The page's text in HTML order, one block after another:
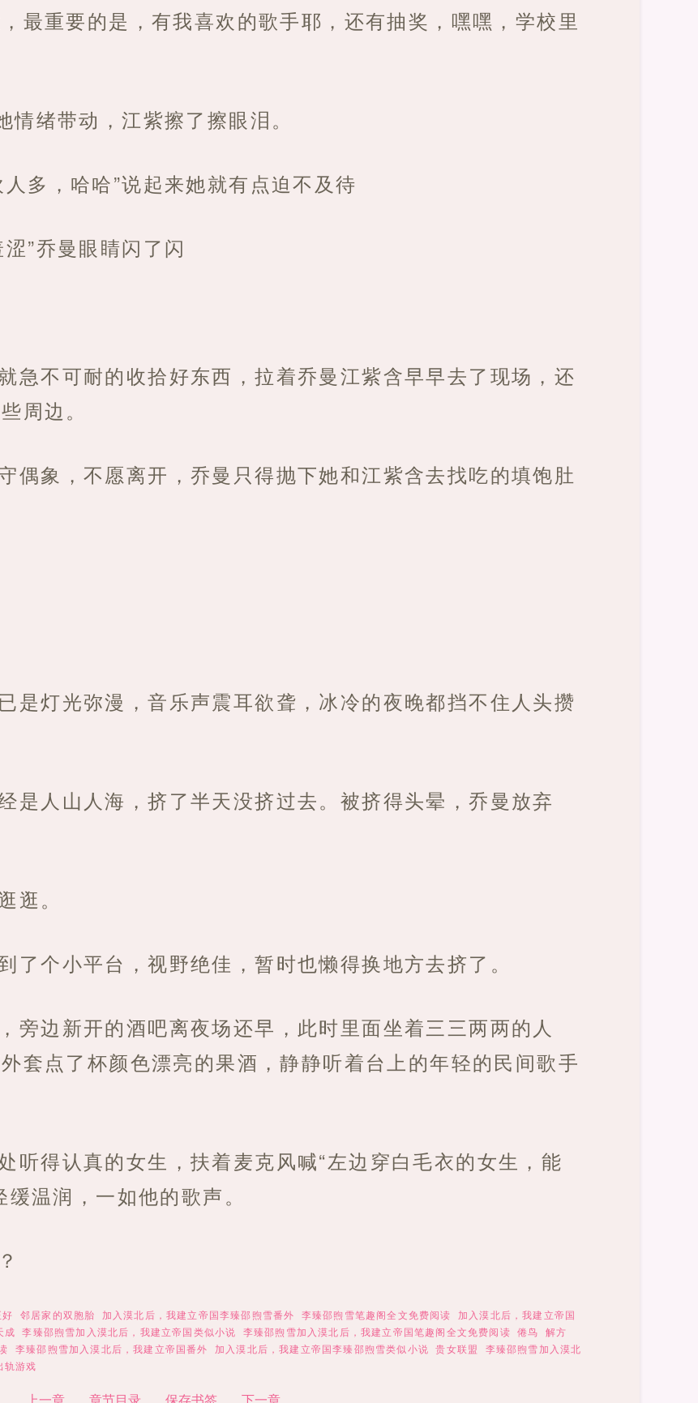
最重要的是，有我喜欢的歌手耶，还有抽奖，嘿嘿，学校里
情绪带动，江紫擦了擦眼泪。
多，哈哈”说起来她就有点迫不及待
”乔曼眼睛闪了闪
急不可耐的收拾好东西，拉着乔曼江紫含早早去了现场，还
周边。
偶象，不愿离开，乔曼只得抛下她和江紫含去找吃的填饱肚
是灯光弥漫，音乐声震耳欲聋，冰冷的夜晚都挡不住人头攒
是人山人海，挤了半天没挤过去。被挤得头晕，乔曼放弃
逛。
了个小平台，视野绝佳，暂时也懒得换地方去挤了。
旁边新开的酒吧离夜场还早，此时里面坐着三三两两的人
套点了杯颜色漂亮的果酒，静静听着台上的年轻的民间歌手
听得认真的女生，扶着麦克风喊“左边穿白毛衣的女生，能
温润，一如他的歌声。
邻居家的双胞胎 加入漠北后，我建立帝国李臻邵煦雪番外 李臻邵煦雪笔趣阁全文免费阅读
加入漠北后，我建立帝国
成 李臻邵煦雪加入漠北后，我建立帝国类似小说 李臻邵煦雪加入漠北后，我建立帝国笔趣阁全文免费阅读 倦鸟 解方
李臻邵煦雪加入漠北后，我建立帝国番外 加入漠北后，我建立帝国李臻邵煦雪类似小说 贵女联盟
李臻邵煦雪加入漠北
轨游戏